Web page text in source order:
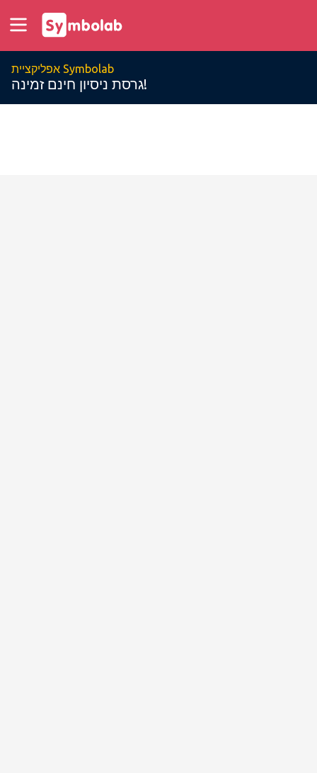
אפליקציית Symbolab
גרסת ניסיון חינם זמינה!